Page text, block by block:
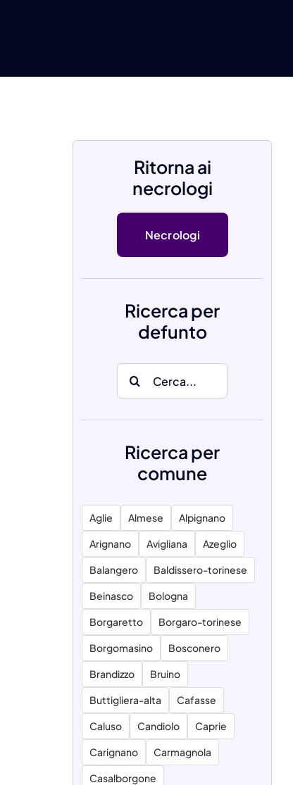
Ritorna ai
necrologi
Necrologi
Ricerca per
defunto
Search
for:
Ricerca per
comune
Aglie Almese Alpignano
Arignano Avigliana Azeglio
Balangero Baldissero-torinese
Beinasco Bologna
Borgaretto Borgaro-torinese
Borgomasino Bosconero
Brandizzo Bruino
Buttigliera-alta Cafasse
Caluso Candiolo Caprie
Carignano Carmagnola
Casalborgone